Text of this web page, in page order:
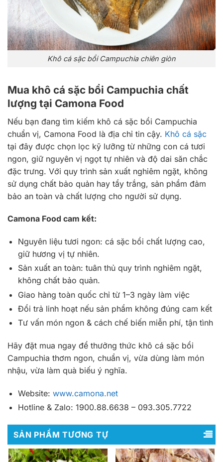
Khô cá sặc bổi Campuchia chiên giòn
Mua khô cá sặc bổi Campuchia chất
lượng tại Camona Food
Nếu bạn đang tìm kiếm khô cá sặc bổi Campuchia
chuẩn vị, Camona Food là địa chỉ tin cậy. Khô cá sặc
tại đây được chọn lọc kỹ lưỡng từ những con cá tươi
ngon, giữ nguyên vị ngọt tự nhiên và độ dai săn chắc
đặc trưng. Với quy trình sản xuất nghiêm ngặt, không
sử dụng chất bảo quản hay tẩy trắng, sản phẩm đảm
bảo an toàn và chất lượng cho người sử dụng.
Camona Food cam kết:
Nguyên liệu tươi ngon: cá sặc bổi chất lượng cao,
giữ hương vị tự nhiên.
Sản xuất an toàn: tuân thủ quy trình nghiêm ngặt,
không chất bảo quản.
Giao hàng toàn quốc chỉ từ 1–3 ngày làm việc
Đổi trả linh hoạt nếu sản phẩm không đúng cam kết
Tư vấn món ngon & cách chế biến miễn phí, tận tình
Hãy đặt mua ngay để thưởng thức khô cá sặc bổi
Campuchia thơm ngon, chuẩn vị, vừa dùng làm món
nhậu, vừa làm quà biếu ý nghĩa.
Website: www.camona.net
Hotline & Zalo: 1900.88.6638 – 093.305.7722
SẢN PHẨM TƯƠNG TỰ